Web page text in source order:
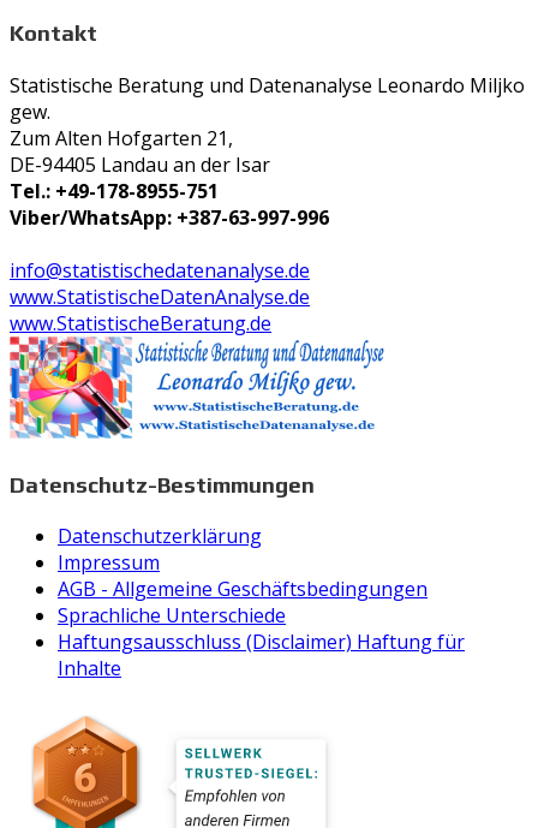
Kontakt
Statistische Beratung und Datenanalyse Leonardo Miljko
gew.
Zum Alten Hofgarten 21,
DE-94405 Landau an der Isar
Tel.: +49-178-8955-751
Viber/WhatsApp: +387-63-997-996
info@statistischedatenanalyse.de
www.StatistischeDatenAnalyse.de
www.StatistischeBeratung.de
Datenschutz-Bestimmungen
Datenschutzerklärung
Impressum
AGB - Allgemeine Geschäftsbedingungen
Sprachliche Unterschiede
Haftungsausschluss (Disclaimer) Haftung für
Inhalte